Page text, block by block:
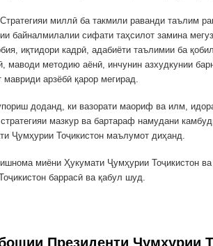
миллӣ ба такмили раванди таълим
байналмилалии сифати таҳсилот замина
иқтидори кадрӣ, адабиёти таълимии ба
маводи методию аёнӣ, инчунин азхудкунии
мавриди арзёбӣ қарор мегирад.
доданд, ки вазорати маориф ва илм,
мазкур ва бартараф намудани
Ҷумҳурии Тоҷикистон маълумот диҳанд.
миёни Ҳукумати Ҷумҳурии Тоҷикистон
баррасӣ ва қабул шуд.
Президенти Ҷумҳурии